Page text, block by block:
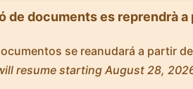
documents es reprendrà
se reanudará a partir
resume starting August 28,